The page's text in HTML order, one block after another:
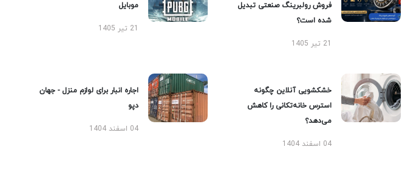
فروش رولبرینگ صنعتی تبدیل
شده است؟
21 تیر 1405
موبایل
21 تیر 1405
خشکشویی آنلاین چگونه
استرس خانه‌تکانی را کاهش
می‌دهد؟
04 اسفند 1404
اجاره انبار برای لوازم منزل - جهان
دپو
04 اسفند 1404